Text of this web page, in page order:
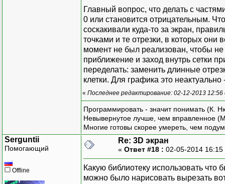
//
public
{
//
private
{
// Контроллер ввода
class Controller
{
// Предыдущие
private PointF?
// 2D
private View
//
public
{
this.view =
}
// Обработка
float scale =
// Передаём
// Нажата ли
args.Button ==
// Приведённые
// чтобы центр был
);
}
// Изменение
protected override
{
// При изменении
}
Главный вопрос, что делать с
0 или становится отрицательным.
соскакивали куда-то за экран,
точками и те отрезки, в которых они
момент не был реализован, чтобы
приближение и заход внутрь сетки
переделать: заменить длинные
клетки. Для графика это
« Последнее редактирование: 02-12-2013
Программировать - значит понимать (К.
Невывернутое лучше, чем вправленное
Многие готовы скорее умереть, чем
Serguntii
Помогающий
Offline
Re: 3D экран
« Ответ #18 : 02-05-2014
Какую библиотеку использовать
можно было нарисовать вырезать